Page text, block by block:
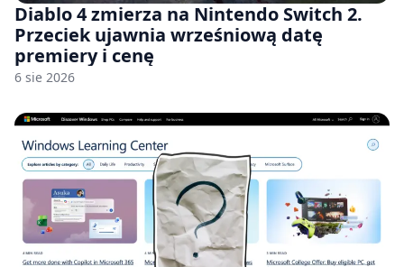
Diablo 4 zmierza na Nintendo Switch 2.
Przeciek ujawnia wrześniową datę
premiery i cenę
6 sie 2026